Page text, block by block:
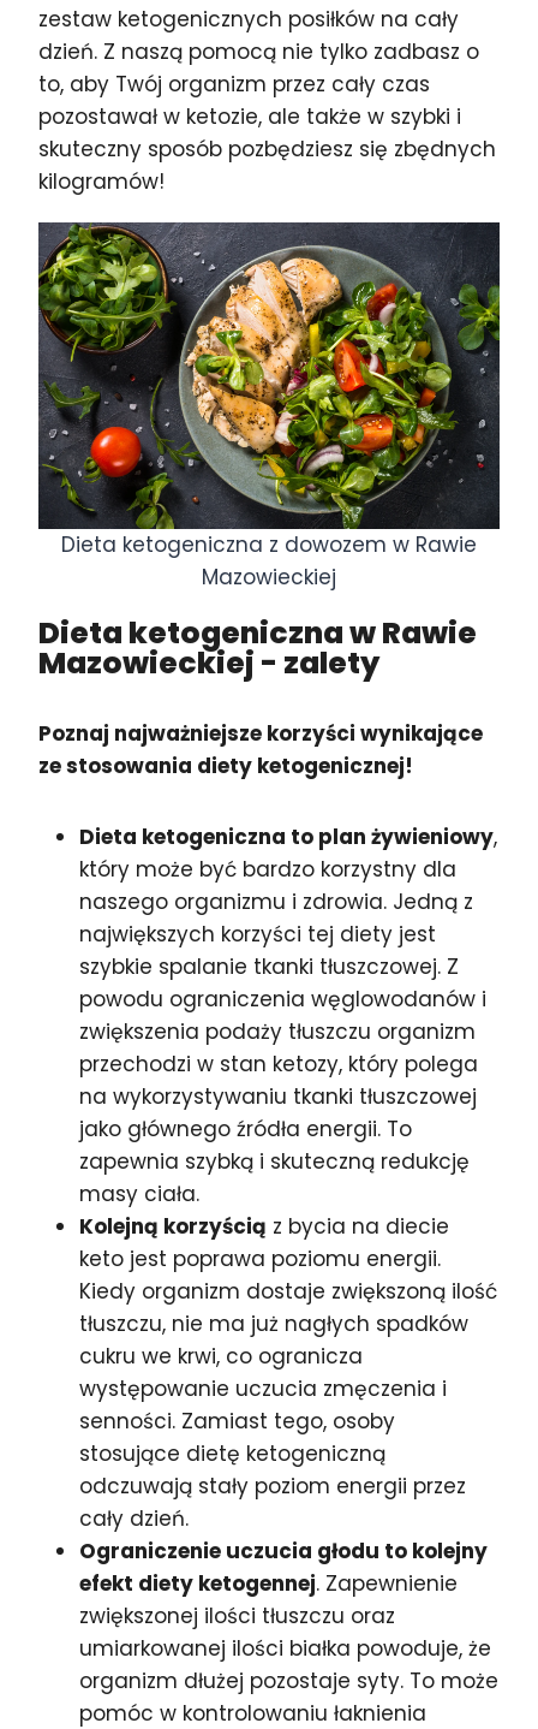
zestaw ketogenicznych posiłków na cały
dzień. Z naszą pomocą nie tylko zadbasz o
to, aby Twój organizm przez cały czas
pozostawał w ketozie, ale także w szybki i
skuteczny sposób pozbędziesz się zbędnych
kilogramów!
Dieta ketogeniczna z dowozem w Rawie
Mazowieckiej
Dieta ketogeniczna w Rawie
Mazowieckiej - zalety
Poznaj najważniejsze korzyści wynikające
ze stosowania diety ketogenicznej!
Dieta ketogeniczna to plan żywieniowy,
który może być bardzo korzystny dla
naszego organizmu i zdrowia. Jedną z
największych korzyści tej diety jest
szybkie spalanie tkanki tłuszczowej. Z
powodu ograniczenia węglowodanów i
zwiększenia podaży tłuszczu organizm
przechodzi w stan ketozy, który polega
na wykorzystywaniu tkanki tłuszczowej
jako głównego źródła energii. To
zapewnia szybką i skuteczną redukcję
masy ciała.
Kolejną korzyścią z bycia na diecie
keto jest poprawa poziomu energii.
Kiedy organizm dostaje zwiększoną ilość
tłuszczu, nie ma już nagłych spadków
cukru we krwi, co ogranicza
występowanie uczucia zmęczenia i
senności. Zamiast tego, osoby
stosujące dietę ketogeniczną
odczuwają stały poziom energii przez
cały dzień.
Ograniczenie uczucia głodu to kolejny
efekt diety ketogennej. Zapewnienie
zwiększonej ilości tłuszczu oraz
umiarkowanej ilości białka powoduje, że
organizm dłużej pozostaje syty. To może
pomóc w kontrolowaniu łaknienia